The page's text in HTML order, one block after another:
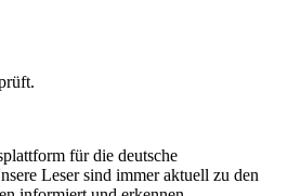
für die deutsche
Leser sind immer aktuell zu den